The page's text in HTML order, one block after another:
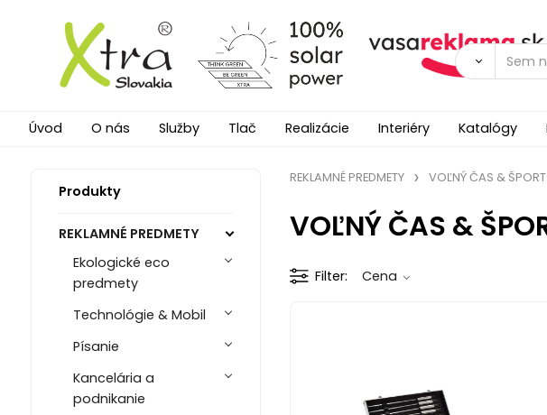
Úvod O nás Služby Tlač Realizácie Interiéry Katalógy
Produkty
REKLAMNÉ PREDMETY
Ekologické eco
predmety
Technológie & Mobil
Písanie
Kancelária a
podnikanie
REKLAMNÉ PREDMETY VOĽNÝ ČAS & ŠPORT
VOĽNÝ ČAS &
Filter Cena